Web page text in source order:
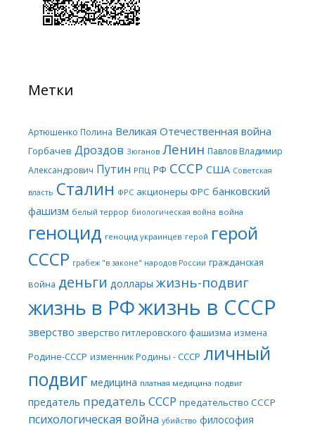
Метки
Артюшенко Полина Великая Отечественная война
Горбачев Дроздов Зюганов Ленин Павлов Владимир
Александрович Путин РПЦ РФ СССР США Советская
власть Сталин ФРС акционеры ФРС банковский
фашизм белый террор биологическая война война
геноцид геноцид украинцев герой герой
СССР грабеж "в законе" народов России гражданская
война деньги доллары жизнь-подвиг
жизнь в РФжизнь в СССР
зверство зверство гитлеровского фашизма измена
Родине-СССР изменник Родины - СССР личный
подвиг медицина платная медицина подвиг
предатель предатель СССР предательство СССР
психологическая война убийство философия